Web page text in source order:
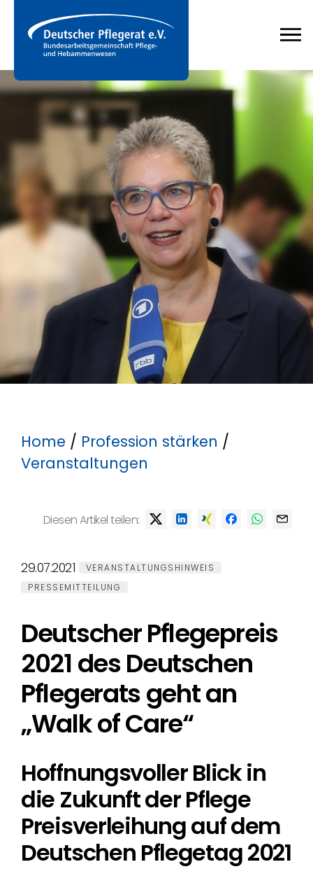
Home / Profession stärken /
Veranstaltungen
Diesen Artikel teilen:
29.07.2021
VERANSTALTUNGSHINWEIS
PRESSEMITTEILUNG
Deutscher Pflegepreis
2021 des Deutschen
Pflegerats geht an
„Walk of Care“
Hoffnungsvoller Blick in
die Zukunft der Pflege
Preisverleihung auf dem
Deutschen Pflegetag 2021